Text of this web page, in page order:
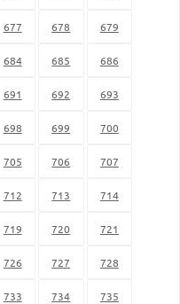
677 678 679
684 685 686
691 692 693
698 699 700
705 706 707
712 713 714
719 720 721
726 727 728
733 734 735